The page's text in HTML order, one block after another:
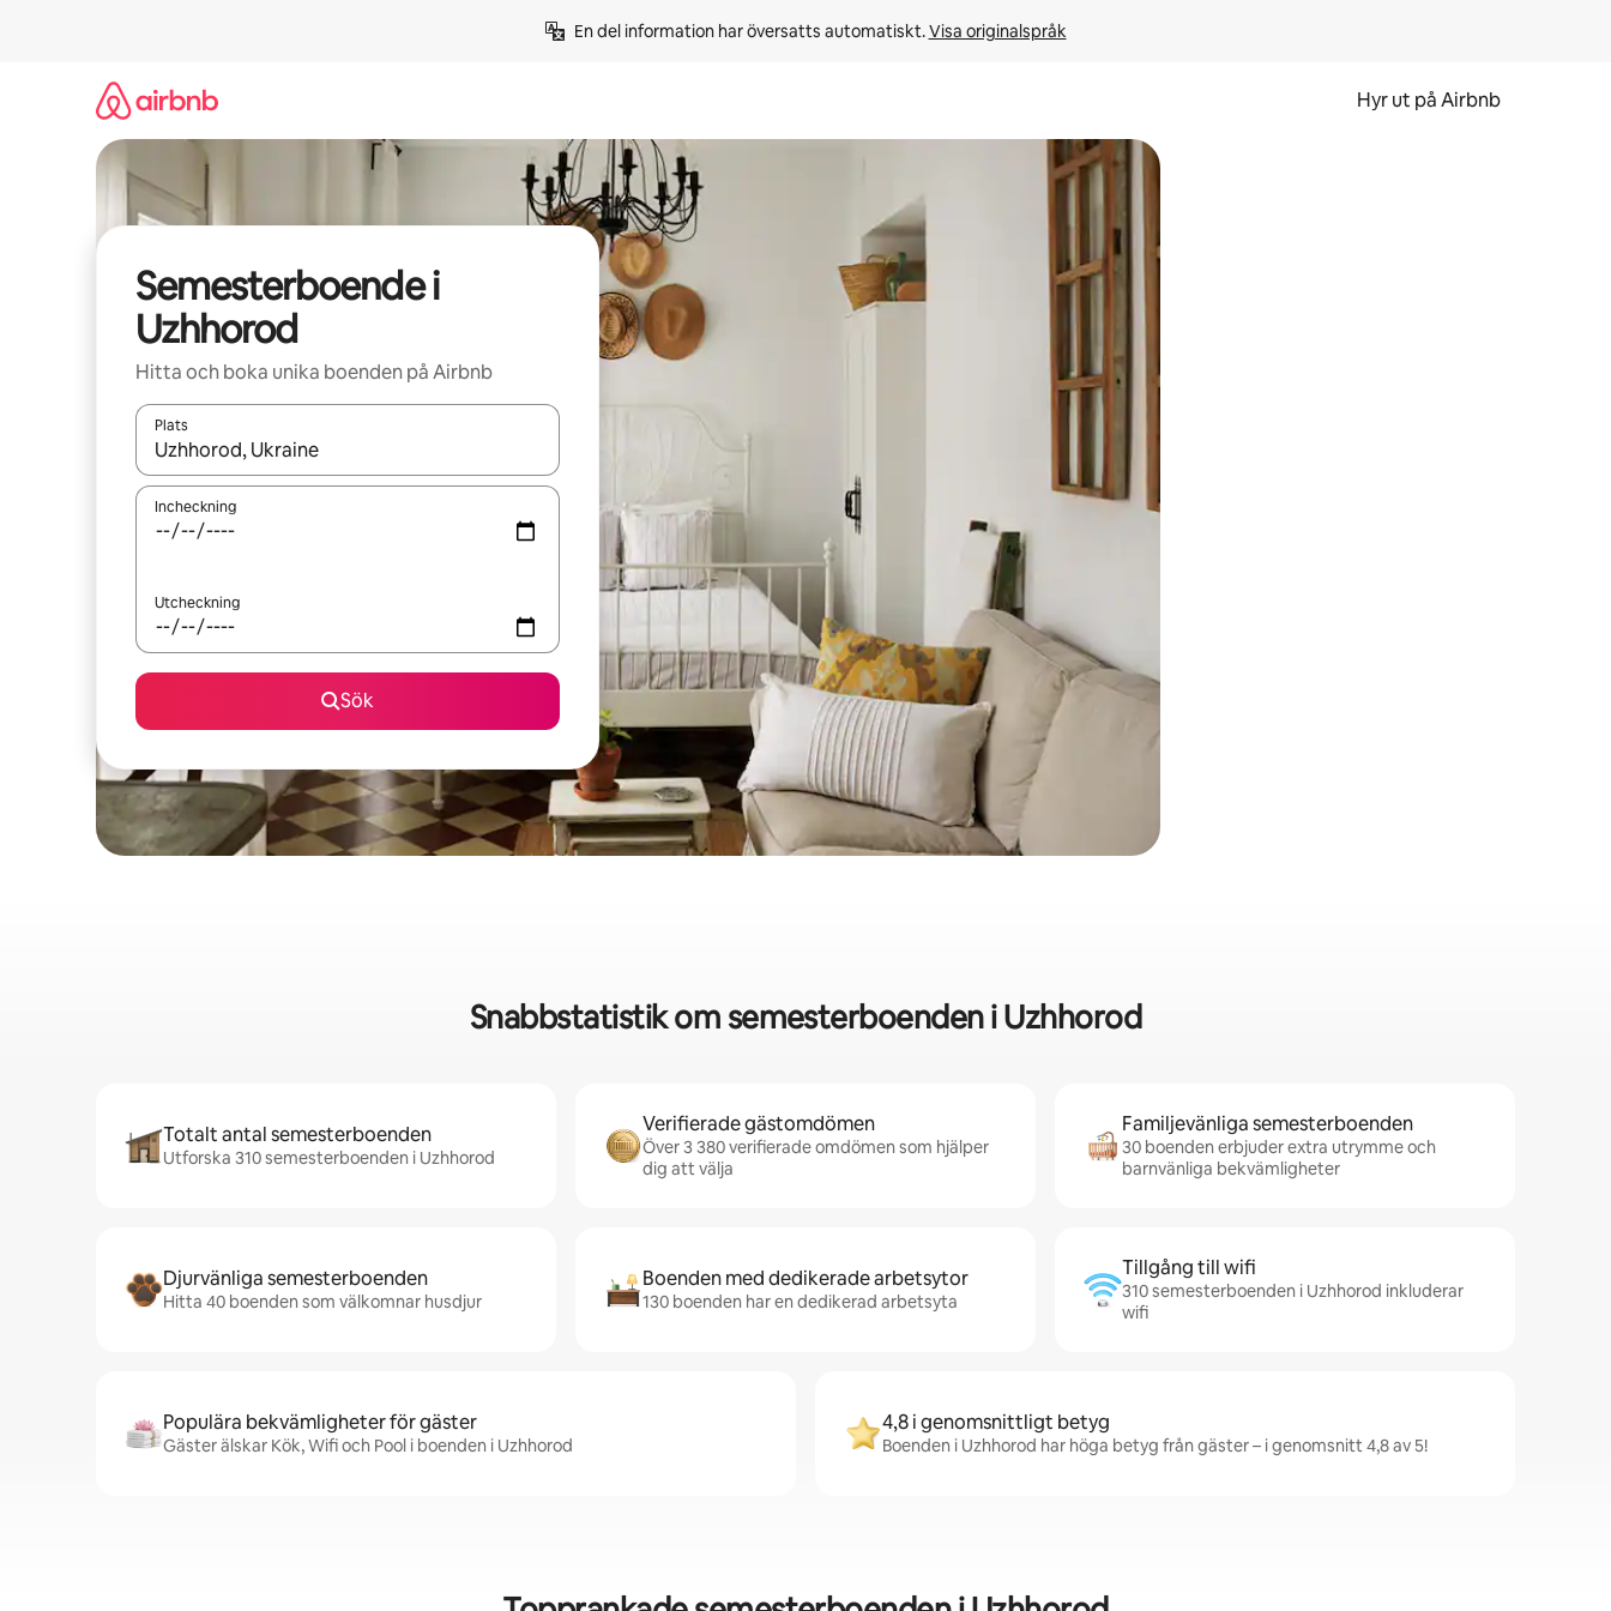
En del information har översatts automatiskt. Visa originalspråk
Hyr ut på Airbnb
Semesterboende i
Uzhhorod
Hitta och boka unika boenden på Airbnb
Plats
När resultaten är tillgängliga kan du navigera med upp- och nedåtpilarna eller utforska genom att trycka eller svepa.
Incheckning
Utcheckning
Sök
Snabbstatistik om semesterboenden i Uzhhorod
Totalt antal semesterboenden
Utforska 310 semesterboenden i Uzhhorod
Verifierade gästomdömen
Över 3 380 verifierade omdömen som hjälper
dig att välja
Familjevänliga semesterboenden
30 boenden erbjuder extra utrymme och
barnvänliga bekvämligheter
Djurvänliga semesterboenden
Hitta 40 boenden som välkomnar husdjur
Boenden med dedikerade arbetsytor
130 boenden har en dedikerad arbetsyta
Tillgång till wifi
310 semesterboenden i Uzhhorod inkluderar
wifi
Populära bekvämligheter för gäster
Gäster älskar Kök, Wifi och Pool i boenden i Uzhhorod
4,8 i genomsnittligt betyg
Boenden i Uzhhorod har höga betyg från gäster – i genomsnitt 4,8 av 5!